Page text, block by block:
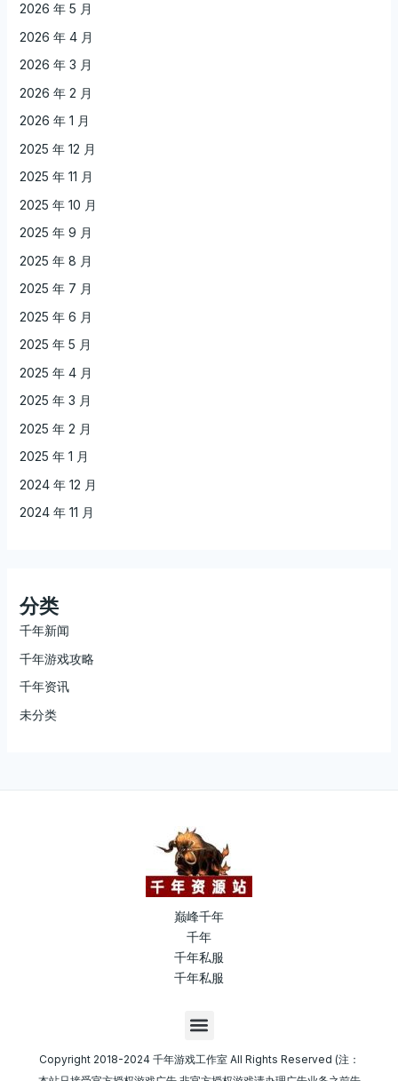
2026 年 5 月
2026 年 4 月
2026 年 3 月
2026 年 2 月
2026 年 1 月
2025 年 12 月
2025 年 11 月
2025 年 10 月
2025 年 9 月
2025 年 8 月
2025 年 7 月
2025 年 6 月
2025 年 5 月
2025 年 4 月
2025 年 3 月
2025 年 2 月
2025 年 1 月
2024 年 12 月
2024 年 11 月
分类
千年新闻
千年游戏攻略
千年资讯
未分类
巅峰千年
千年
千年私服
千年私服
M
e
n
Copyright 2018-2024 千年游戏工作室 All Rights Reserved (注：